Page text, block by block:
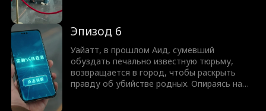
разрушает криминальные империи,
разбивает старых врагов и защищает своё.
Пока преступный мир рушится, Уайатт
приближается к разгадке прошлого и
неизбежной расплате.
Эпизод 6
Уайатт, в прошлом Аид, сумевший
обуздать печально известную тюрьму,
возвращается в город, чтобы раскрыть
правду об убийстве родных. Опираясь на